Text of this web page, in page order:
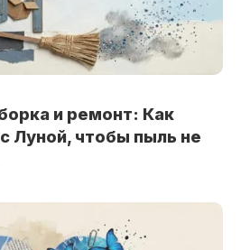
и ремонт: Как
Луной, чтобы пыль не